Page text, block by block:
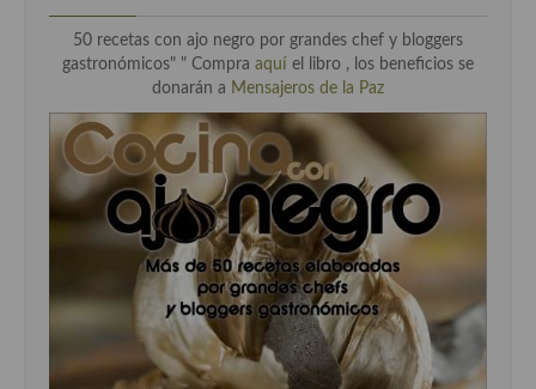
50 recetas con ajo negro por grandes chef y bloggers
gastronómicos" " Compra aquí el libro , los beneficios se
donarán a Mensajeros de la Paz